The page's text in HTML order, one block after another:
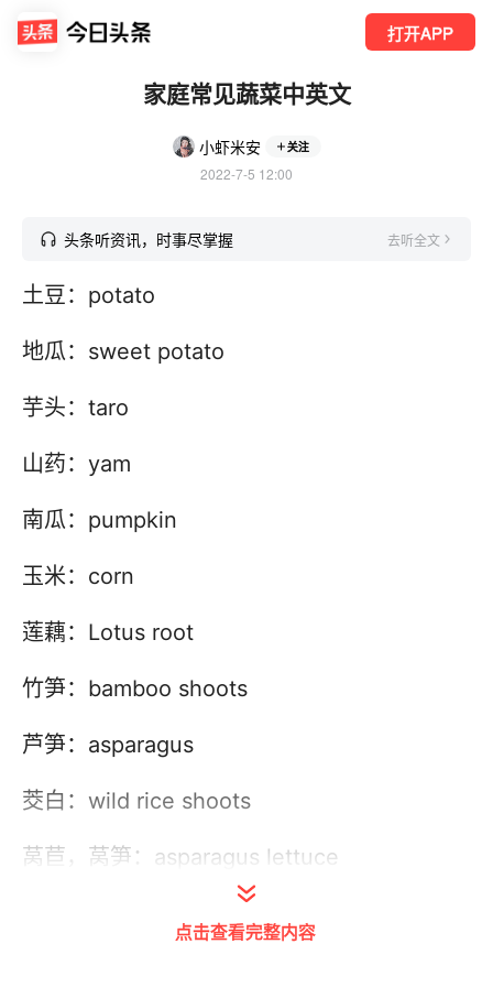
打开APP
家庭常见蔬菜中英文
小虾米安 关注
2022-7-5 12:00
头条听资讯，时事尽掌握 去听全文
土豆：potato
地瓜：sweet potato
芋头：taro
山药：yam
南瓜：pumpkin
玉米：corn
莲藕：Lotus root
竹笋：bamboo shoots
芦笋：asparagus
茭白：wild rice shoots
莴苣，莴笋：asparagus lettuce
点击查看完整内容